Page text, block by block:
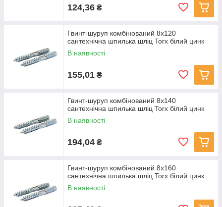
124,36 ₴
Гвинт-шуруп комбінований 8x120
сантехнічна шпилька шліц Torx білий цинк
В наявності
155,01 ₴
Гвинт-шуруп комбінований 8x140
сантехнічна шпилька шліц Torx білий цинк
В наявності
194,04 ₴
Гвинт-шуруп комбінований 8x160
сантехнічна шпилька шліц Torx білий цинк
В наявності